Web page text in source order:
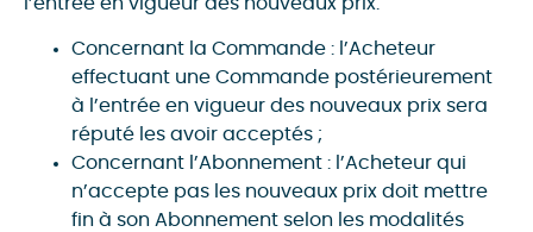
Concernant la Commande : l’Acheteur
effectuant une Commande postérieurement
à l’entrée en vigueur des nouveaux prix sera
réputé les avoir acceptés ;
Concernant l’Abonnement : l’Acheteur qui
n’accepte pas les nouveaux prix doit mettre
fin à son Abonnement selon les modalités